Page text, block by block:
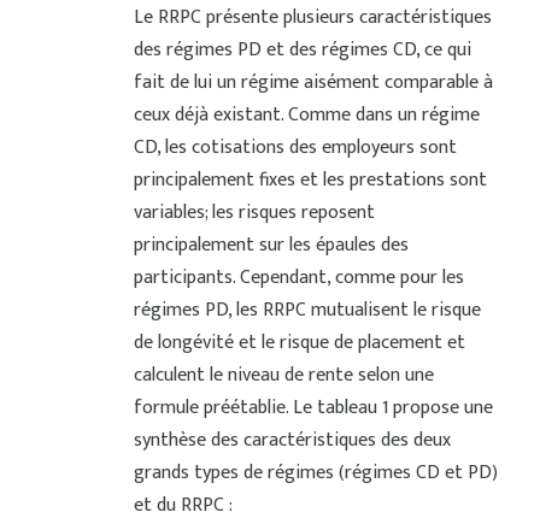
Le RRPC présente plusieurs caractéristiques
des régimes PD et des régimes CD, ce qui
fait de lui un régime aisément comparable à
ceux déjà existant. Comme dans un régime
CD, les cotisations des employeurs sont
principalement fixes et les prestations sont
variables; les risques reposent
principalement sur les épaules des
participants. Cependant, comme pour les
régimes PD, les RRPC mutualisent le risque
de longévité et le risque de placement et
calculent le niveau de rente selon une
formule préétablie. Le tableau 1 propose une
synthèse des caractéristiques des deux
grands types de régimes (régimes CD et PD)
et du RRPC :